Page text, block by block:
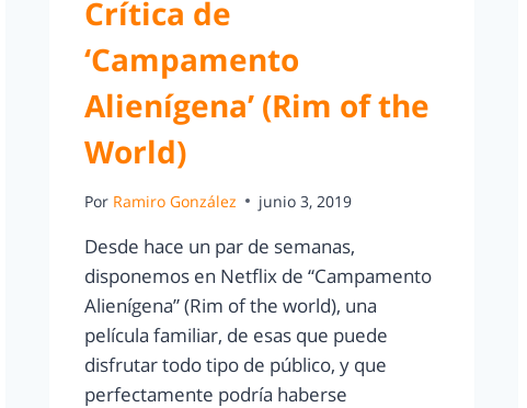
Crítica de
‘Campamento
Alienígena’ (Rim of the
World)
Por Ramiro González junio 3, 2019
Desde hace un par de semanas,
disponemos en Netflix de “Campamento
Alienígena” (Rim of the world), una
película familiar, de esas que puede
disfrutar todo tipo de público, y que
perfectamente podría haberse